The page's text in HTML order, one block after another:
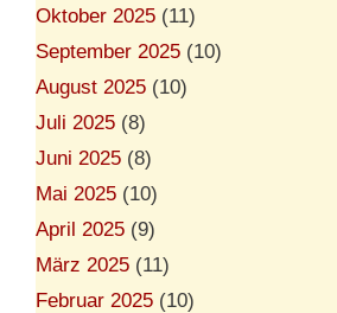
Oktober 2025 (11)
September 2025 (10)
August 2025 (10)
Juli 2025 (8)
Juni 2025 (8)
Mai 2025 (10)
April 2025 (9)
März 2025 (11)
Februar 2025 (10)